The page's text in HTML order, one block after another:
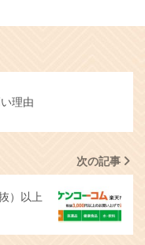
理由
次の記事
）以上